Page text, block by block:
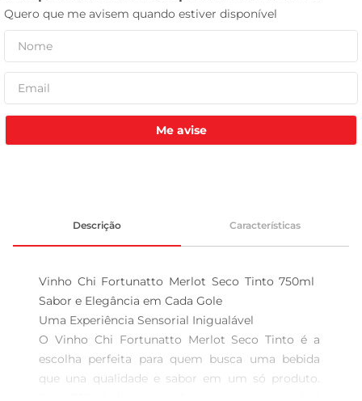
Me avise
Descrição Características
Vinho Chi Fortunatto Merlot Seco Tinto 750ml
Sabor e Elegância em Cada Gole
Uma Experiência Sensorial Inigualável
O Vinho Chi Fortunatto Merlot Seco Tinto é a
escolha perfeita para quem busca uma bebida
que una qualidade e sabor em um só produto.
celular